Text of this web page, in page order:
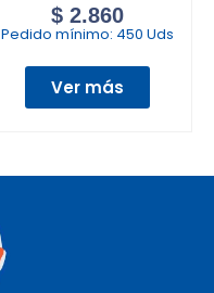
$2.860
Pedido mínimo: 450 Uds
Ver más